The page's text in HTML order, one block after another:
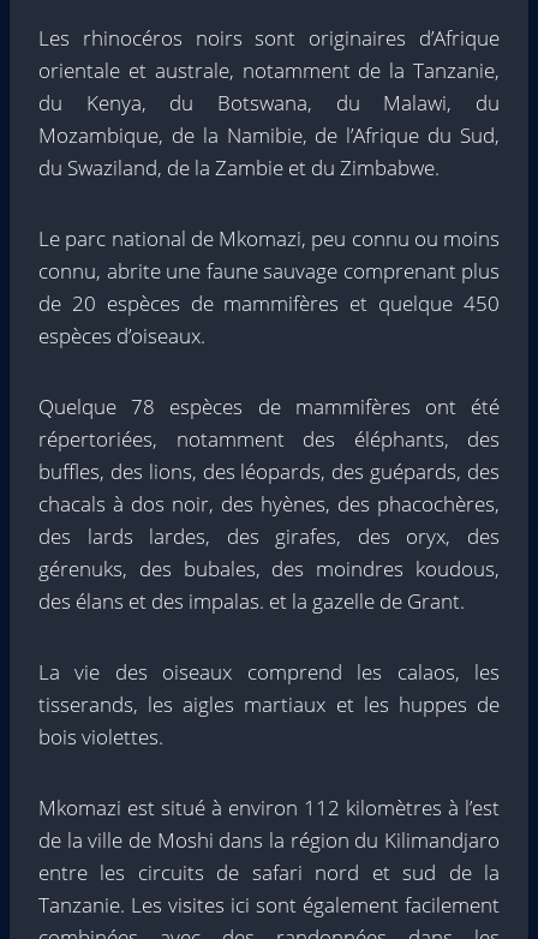
Les rhinocéros noirs sont originaires d’Afrique
orientale et australe, notamment de la Tanzanie,
du Kenya, du Botswana, du Malawi, du
Mozambique, de la Namibie, de l’Afrique du Sud,
du Swaziland, de la Zambie et du Zimbabwe.
Le parc national de Mkomazi, peu connu ou moins
connu, abrite une faune sauvage comprenant plus
de 20 espèces de mammifères et quelque 450
espèces d’oiseaux.
Quelque 78 espèces de mammifères ont été
répertoriées, notamment des éléphants, des
buffles, des lions, des léopards, des guépards, des
chacals à dos noir, des hyènes, des phacochères,
des lards lardes, des girafes, des oryx, des
gérenuks, des bubales, des moindres koudous,
des élans et des impalas. et la gazelle de Grant.
La vie des oiseaux comprend les calaos, les
tisserands, les aigles martiaux et les huppes de
bois violettes.
Mkomazi est situé à environ 112 kilomètres à l’est
de la ville de Moshi dans la région du Kilimandjaro
entre les circuits de safari nord et sud de la
Tanzanie. Les visites ici sont également facilement